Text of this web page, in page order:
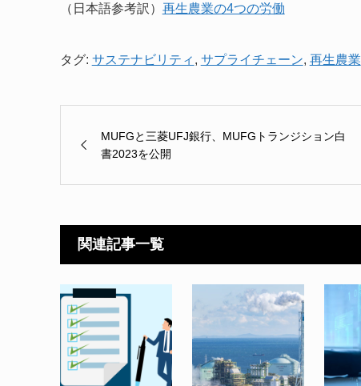
（日本語参考訳） 再生農業の4つの労働
タグ: サステナビリティ , サプライチェーン, 再生農業
MUFGと三菱UFJ銀行、MUFGトランジション白
書2023を公開
関連記事一覧